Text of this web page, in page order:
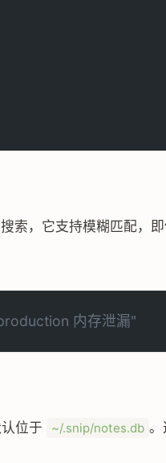
索，它支持模糊匹配，
内存泄漏"
位于 ~/.snip/notes.db 。